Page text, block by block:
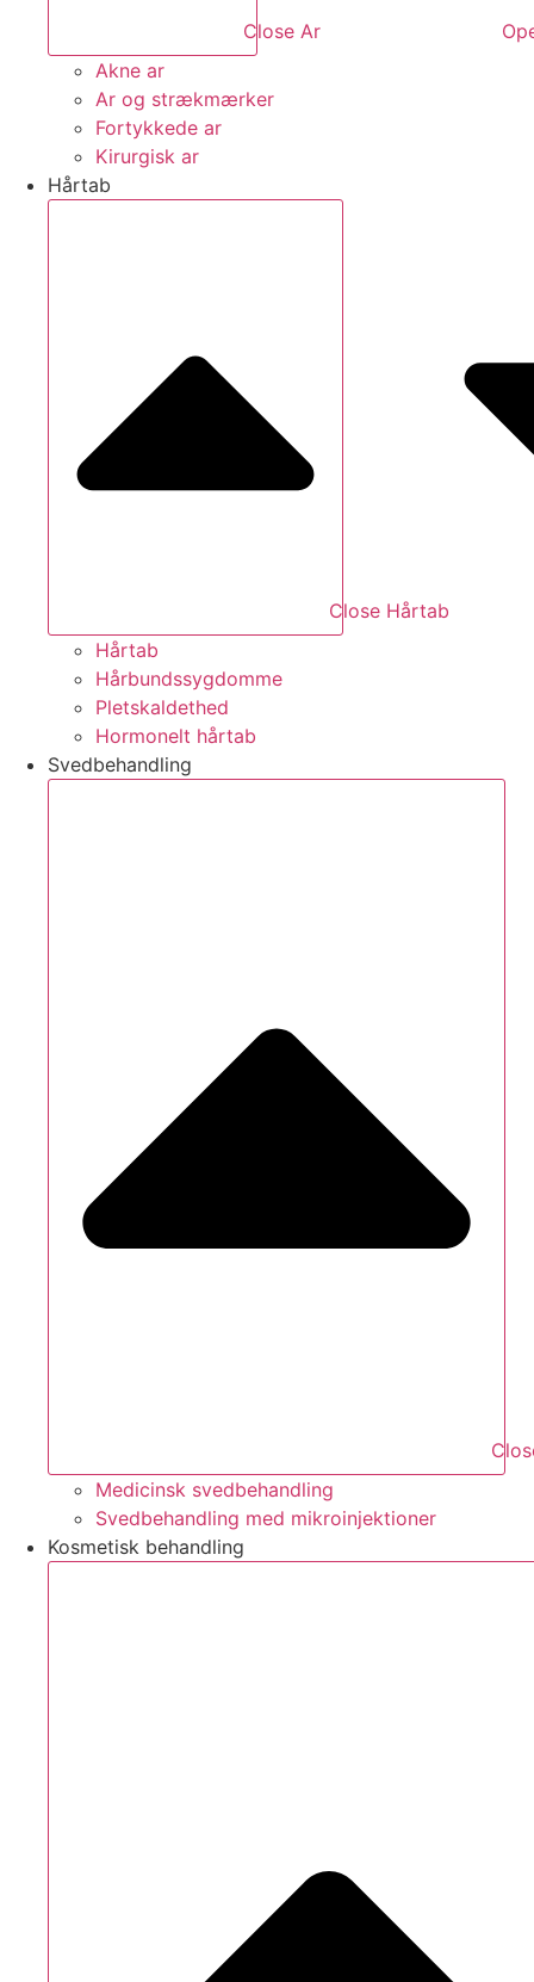
Close Ar
Akne ar
Ar og strækmærker
Fortykkede ar
Kirurgisk ar
Hårtab
Close Hårtab
Hårtab
Hårbundssygdomme
Pletskaldethed
Hormonelt hårtab
Svedbehandling
Medicinsk svedbehandling
Svedbehandling med mikroinjektioner
Kosmetisk behandling